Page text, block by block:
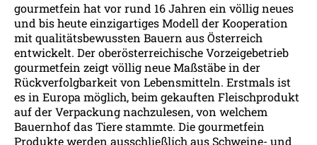
gourmetfein hat vor rund 16 Jahren ein völlig neues
und bis heute einzigartiges Modell der Kooperation
mit qualitätsbewussten Bauern aus Österreich
entwickelt. Der oberösterreichische Vorzeigebetrieb
gourmetfein zeigt völlig neue Maßstäbe in der
Rückverfolgbarkeit von Lebensmitteln. Erstmals ist
es in Europa möglich, beim gekauften Fleischprodukt
auf der Verpackung nachzulesen, von welchem
Bauernhof das Tiere stammte. Die gourmetfein
Produkte werden ausschließlich aus Schweine- und